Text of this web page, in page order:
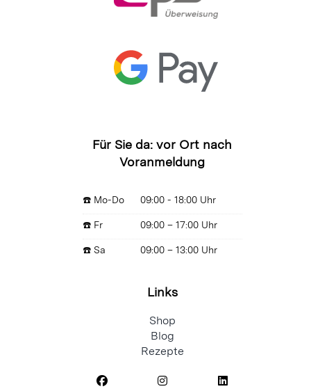
Für Sie da: vor Ort nach
Voranmeldung
☎️ Mo-Do 09:00 - 18:00 Uhr
☎️ Fr 09:00 – 17:00 Uhr
☎️ Sa 09:00 – 13:00 Uhr
Links
Shop
Blog
Rezepte